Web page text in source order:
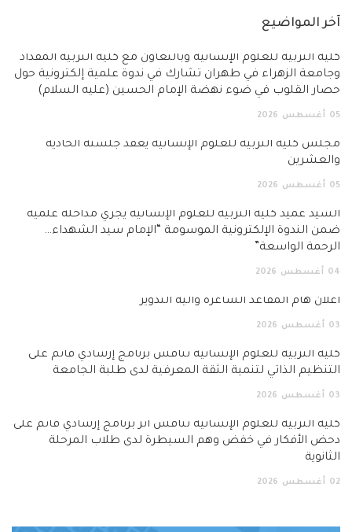
آخر المواضيع
كلية التربية للعلوم الإنسانية وبالتعاون مع كلية التربية المقداد
وجامعة الزهراء في طهران تشارك في ندوة علمية إلكترونية حول
حصار القلوب في ضوء نهضة الإمام الحسين (عليه السلام)
05 أغسطس 2026
مجلس كلية التربية للعلوم الإنسانية يعقد جلسته الحادية
والعشرين
05 أغسطس 2026
السيد عميد كلية التربية للعلوم الإنسانية يجري مداخلة علمية
ضمن الندوة الإلكترونية الموسومة “الإمام سيد الشهداء…
الرحمة الواسعة”
04 أغسطس 2026
اعلان هام المقاعد الشاغرة وآلية التدوير
03 أغسطس 2026
كلية التربية للعلوم الإنسانية تناقش برنامج إرشادي قائم على
التنظيم الذاتي لتنمية الثقة المعرفية لدى طلبة الجامعة
03 أغسطس 2026
كلية التربية للعلوم الإنسانية تناقش أثر برنامج إرشادي قائم على
دحض الأفكار في خفض وهم السيطرة لدى طلاب المرحلة
الثانوية
02 أغسطس 2026